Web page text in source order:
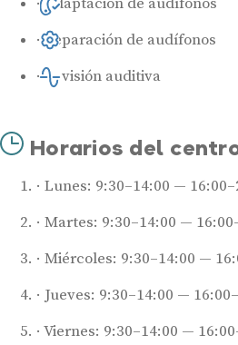
Reparación de audífonos
Revisión auditiva
Horarios del
Lunes: 9:30–14:00 —
Martes: 9:30–14:00 —
Miércoles: 9:30–14:00 —
Jueves: 9:30–14:00 —
Viernes: 9:30–14:00 —